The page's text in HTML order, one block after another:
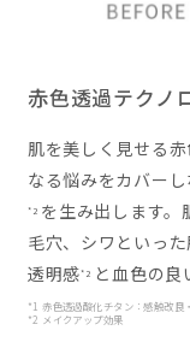
赤色透過テクノ
肌を美しく見せる
なる悩みをカバー
*2 を生み出します。
毛穴、シワといっ
透明感*2 と血色の良
*1 赤色透過酸化チタン：感触改良
*2 メイクアップ効果